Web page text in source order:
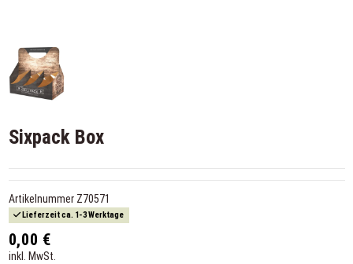
Sixpack Box
Artikelnummer Z70571
Lieferzeit ca. 1-3 Werktage
0,00 €
inkl. MwSt.